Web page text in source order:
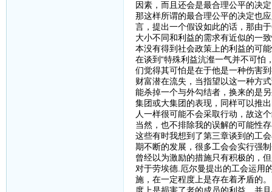
因素，而且还会是最合理公平的决
那这样所谓的最合理公平的决定也
言，提出一个假设如此的话，那由
大小不同和利益的需求有近似的一
本没有得到社会政策上的利益的可
在谈到“特殊利益沆瀣一气并不可怕
们觉得其可怕是在于他是一种伤害
财富潜在流失，当指望以这一种方
能杀掉一个与外勾结者，换来的是
集团或大集团的表现，同样可以推
人一样很可能不会采取行动，故这
当然，也不排除我的误解的可能性
这些有时我想到了第三章谈到的工
期不断的发展，很多工会会实行强
曾经以为激励的措施只有积极的，
对于劳埃德.厄尔曼提出的工会运用
施，在一定程度上是存在着矛盾的
度上是损害了老的成员的利益。并